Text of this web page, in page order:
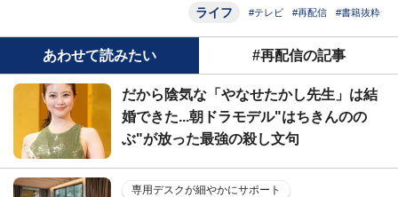
ライフ #テレビ #再配信 #書籍抜粋
あわせて読みたい #再配信の記事
だから陰気な「やなせたかし先生」は結
婚できた...朝ドラモデル"はちきんのの
ぶ"が放った最強の殺し文句
専用デスクが細やかにサポート